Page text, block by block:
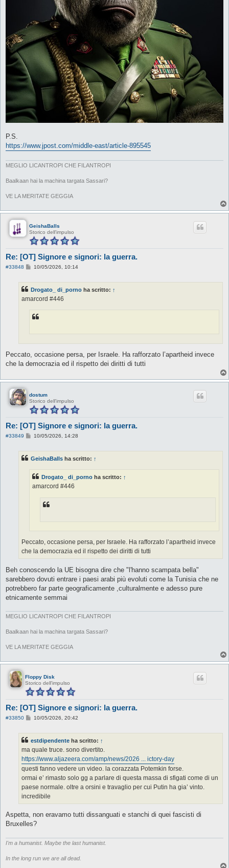
P.S.
https://www.jpost.com/middle-east/article-895545
MEGLIO LICANTROPI CHE FILANTROPI
Baalkaan hai la machina targata Sassari?
VE LA MERITATE GEGGIA
GeishaBalls
Storico dell'impulso
Re: [OT] Signore e signori: la guerra.
#33848
M
a
g
o
10/05/2026, 10:14
Drogato_ di_porno ha scritto: ↑
amarcord #446
Peccato, occasione persa, per Israele. Ha rafforzato l’apartheid invece
che la democrazia ed il rispetto dei diritti di tutti
dostum
Storico dell'impulso
Re: [OT] Signore e signori: la guerra.
#33849
M
a
i
o
10/05/2026, 14:28
GeishaBalls ha scritto: ↑
Drogato_ di_porno ha scritto: ↑
amarcord #446
Peccato, occasione persa, per Israele. Ha rafforzato l’apartheid invece
che la democrazia ed il rispetto dei diritti di tutti
Beh conoscendo la UE bisogna dire che "l'hanno scampata bella"
sarebbero dovuti entrare i paesi arabi più evoluti come la Tunisia che ne
potrebbero far parte geograficamente ,culturalmente e adesso pure
etnicamente semmai
MEGLIO LICANTROPI CHE FILANTROPI
Baalkaan hai la machina targata Sassari?
VE LA MERITATE GEGGIA
Floppy Disk
Storico dell'impulso
Re: [OT] Signore e signori: la guerra.
#33850
M
a
g
g
i
o
10/05/2026, 20:42
estdipendente ha scritto: ↑
ma quale truce. sono divertito.
https://www.aljazeera.com/amp/news/2026 ... ictory-day
questi fanno vedere un video. la corazzata Potemkin forse.
ormai e’ rimasto solo gg a parlare di questa massa di sfigati come di un
paese normale. oltre a orsini e travaglio per cui Putin ha gia’ vinto.
incredibile
Aspetta, non eravamo tutti dissanguati e stanchi di quei fascisti di
Bruxelles?
I'm a humanist. Maybe the last humanist.
In the long run we are all dead.